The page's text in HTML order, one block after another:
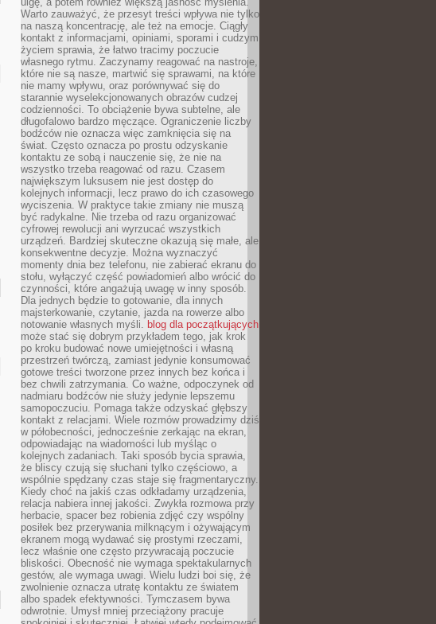
Warto zauważyć, że przesyt treści wpływa nie tylko
na naszą koncentrację, ale też na emocje. Ciągły
kontakt z informacjami, opiniami, sporami i cudzym
życiem sprawia, że łatwo tracimy poczucie
własnego rytmu. Zaczynamy reagować na nastroje,
które nie są nasze, martwić się sprawami, na które
nie mamy wpływu, oraz porównywać się do
starannie wyselekcjonowanych obrazów cudzej
codzienności. To obciążenie bywa subtelne, ale
długofalowo bardzo męczące. Ograniczenie liczby
bodźców nie oznacza więc zamknięcia się na
świat. Często oznacza po prostu odzyskanie
kontaktu ze sobą i nauczenie się, że nie na
wszystko trzeba reagować od razu. Czasem
największym luksusem nie jest dostęp do
kolejnych informacji, lecz prawo do ich czasowego
wyciszenia. W praktyce takie zmiany nie muszą
być radykalne. Nie trzeba od razu organizować
cyfrowej rewolucji ani wyrzucać wszystkich
urządzeń. Bardziej skuteczne okazują się małe, ale
konsekwentne decyzje. Można wyznaczyć
momenty dnia bez telefonu, nie zabierać ekranu do
stołu, wyłączyć część powiadomień albo wrócić do
czynności, które angażują uwagę w inny sposób.
Dla jednych będzie to gotowanie, dla innych
majsterkowanie, czytanie, jazda na rowerze albo
notowanie własnych myśli. blog dla początkujących
może stać się dobrym przykładem tego, jak krok
po kroku budować nowe umiejętności i własną
przestrzeń twórczą, zamiast jedynie konsumować
gotowe treści tworzone przez innych bez końca i
bez chwili zatrzymania. Co ważne, odpoczynek od
nadmiaru bodźców nie służy jedynie lepszemu
samopoczuciu. Pomaga także odzyskać głębszy
kontakt z relacjami. Wiele rozmów prowadzimy dziś
w półobecności, jednocześnie zerkając na ekran,
odpowiadając na wiadomości lub myśląc o
kolejnych zadaniach. Taki sposób bycia sprawia,
że bliscy czują się słuchani tylko częściowo, a
wspólnie spędzany czas staje się fragmentaryczny.
Kiedy choć na jakiś czas odkładamy urządzenia,
relacja nabiera innej jakości. Zwykła rozmowa przy
herbacie, spacer bez robienia zdjęć czy wspólny
posiłek bez przerywania milknącym i ożywającym
ekranem mogą wydawać się prostymi rzeczami,
lecz właśnie one często przywracają poczucie
bliskości. Obecność nie wymaga spektakularnych
gestów, ale wymaga uwagi. Wielu ludzi boi się, że
zwolnienie oznacza utratę kontaktu ze światem
albo spadek efektywności. Tymczasem bywa
odwrotnie. Umysł mniej przeciążony pracuje